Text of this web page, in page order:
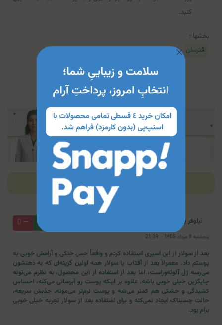
کنید.
بخشها :
افترسان
بازخوردها (2)
نیلوفر باقری 0
0
پنجشنبه 8 مرداد 1405 - 21:39
بعد از سولار از این اسپری استفاده کردم و واقعاً حس خنکی و آرامش خوبی به
پوستم داد. معمولاً بعد از آفتاب یا سولار همه اولین گزینه‌ای که به ذهنشون
می‌رسه ژل آلوئه‌وراست، اما بعد از استفاده از این محصول، به نظرم می‌تونه
جایگزین خیلی خوبی باشه. علاوه بر اینکه پوست رو آبرسانی می‌کنه، احساس
کشیدگی و خشکی هم کمتر می‌شه و پوست نرم‌تر می‌مونه. جذبش سریعه،
حالت چسبناک ایجاد نمی‌کنه و برای استفاده بعد از سولار تجربه خیلی خوبی
برام بود.